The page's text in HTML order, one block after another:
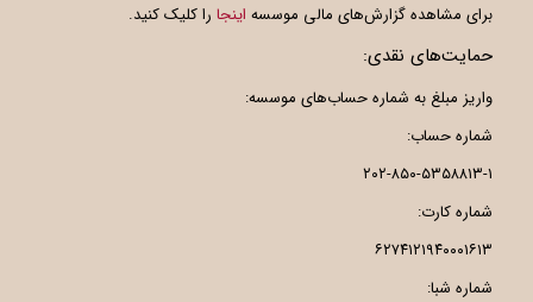
برای مشاهده گزارش‌های مالی موسسه اینجارا کلیک کنید.
حمایت‌های نقدی:
واریز مبلغ به شماره حساب‌های موسسه:
شماره حساب:
۲۰۲-۸۵۰-۵۳۵۸۸۱۳-۱
شماره کارت:
۶۲۷۴۱۲۱۹۴۰۰۰۱۶۱۳
شماره شبا: